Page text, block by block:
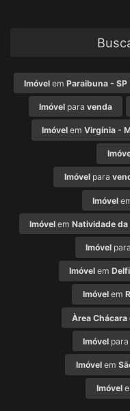
Imóvel emParaibuna - SP
Imóvelpara venda
Imóvel emVirgínia -
Imóvelpara
Imóvel
Imóvelem Natividade da
Imóvel
Imóvelem
Imóvelem
Àrea Chácara
Imóvel para
Imóvelem
Imóvel